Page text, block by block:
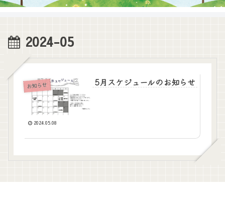
2024-05
お知らせ 5月スケジュールのお知らせ
2024.05.08